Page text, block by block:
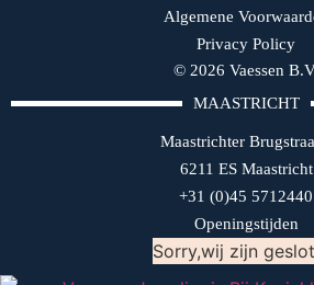
Algemene
Privacy Policy
© 2026 Vaessen
MAASTRICHT
Maastrichter
6211 ES Maastricht
+31 (0)45 5712440
Openingstijden
Sorry,wij zijn